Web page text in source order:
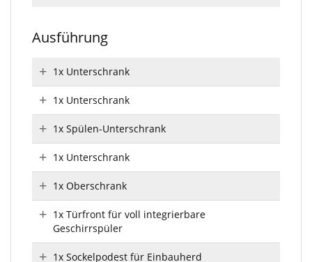
Ausführung
1x Unterschrank
1x Unterschrank
1x Spülen-Unterschrank
1x Unterschrank
1x Oberschrank
1x Türfront für voll integrierbare
Geschirrspüler
1x Sockelpodest für Einbauherd